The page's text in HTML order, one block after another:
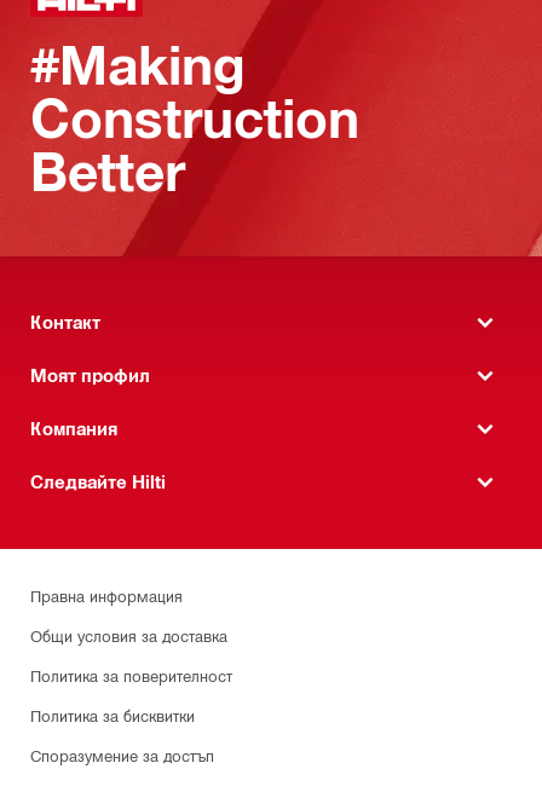
#Making
Construction
Better
Контакт
Моят профил
Компания
Следвайте Hilti
Правна информация
Общи условия за доставка
Политика за поверителност
Политика за бисквитки
Споразумение за достъп